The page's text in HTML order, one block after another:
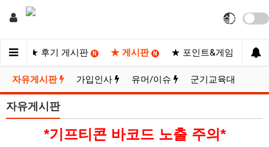
트 ★ 후기 게시판 N ★ 게시판 N ★ 포인트&게임 ★
자유게시판 가입인사 유머/이슈 군기교육대
자유게시판
*기프티콘 바코드 노출 주의*